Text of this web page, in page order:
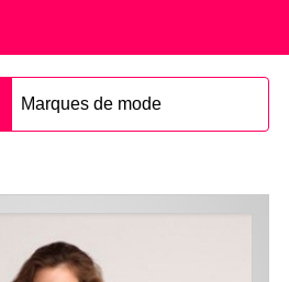
Marques de mode